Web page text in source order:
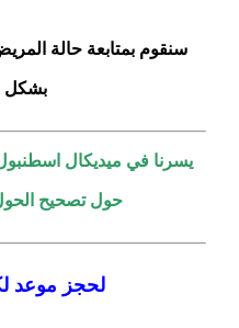
سنقوم بمتابعة حالة
بشكل
يسرنا في ميديكال
حول تصحيح
لحجز موعد